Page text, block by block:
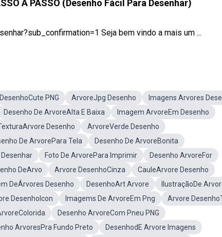
A PASSO (Desenho Fácil Para Desenhar)
Seja bem vindo a mais um ...
PNG ArvoreJpg Desenho
Imagens Arvores
Desenho De ArvoreAlta E Baixa
Imagem ArvoreEm Desenho
Desenho
ArvoreVerde Desenho
De ArvorePara Tela
Desenho De ArvoreBonita
Foto De ArvorePara Imprimir
Desenho ArvoreFor
DeArvo Arvore DesenhoCinza
CauleArvore Desenho
DeÁrvores Desenho DesenhoArt Arvore
IlustraçãoDe
DesenhoIcon Imagems De ArvoreEm Png
Arvore
Desenho ArvoreCom Pneu PNG
ArvoresPra Fundo Preto
DesenhodE Arvore Imagens